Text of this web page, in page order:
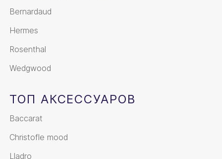
Bernardaud
Hermes
Rosenthal
Wedgwood
ТОП АКСЕССУАРОВ
Baccarat
Christofle mood
Lladro